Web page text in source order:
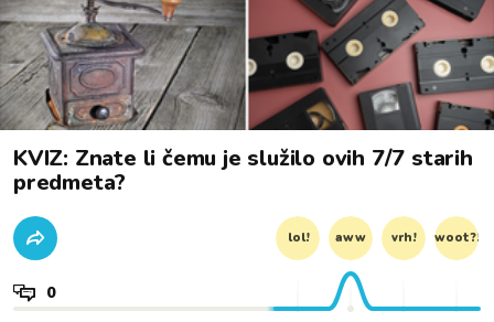
KVIZ: Znate li čemu je služilo ovih 7/7 starih
predmeta?
lol! aww vrh! woot?!
0